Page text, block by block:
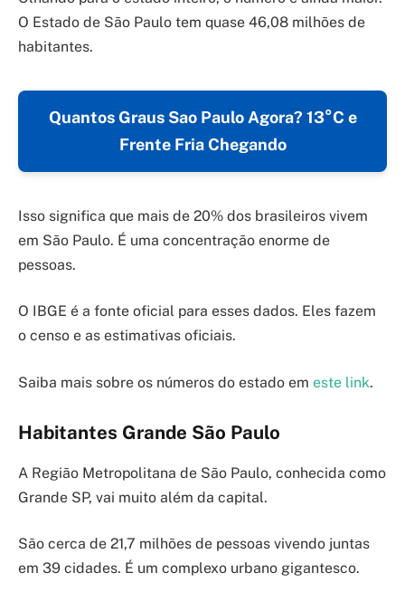
O Estado de São Paulo tem quase 46,08 milhões de
habitantes.
Quantos Graus Sao Paulo Agora? 13°C e
Frente Fria Chegando
Isso significa que mais de 20% dos brasileiros vivem
em São Paulo. É uma concentração enorme de
pessoas.
O IBGE é a fonte oficial para esses dados. Eles fazem
o censo e as estimativas oficiais.
Saiba mais sobre os números do estado em este link.
Habitantes Grande São Paulo
A Região Metropolitana de São Paulo, conhecida como
Grande SP, vai muito além da capital.
São cerca de 21,7 milhões de pessoas vivendo juntas
em 39 cidades. É um complexo urbano gigantesco.